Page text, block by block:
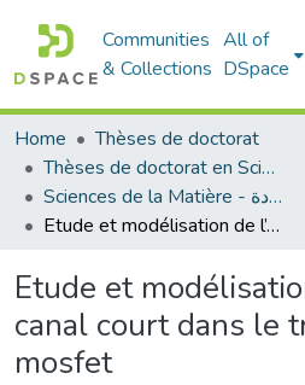
Communities
& Collections
All of
DSpace
Home
Thèses de doctorat
Thèses de doctorat en Sciences
Sciences de la Matière - علوم المادة
Etude et modélisation de l’effet de canal court dans le transistor soi-mosfet
Etude et
canal court dans le
mosfet